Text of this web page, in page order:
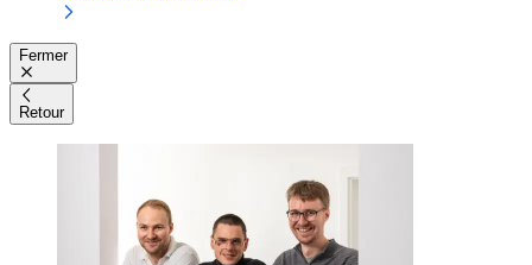
Fermer
Retour